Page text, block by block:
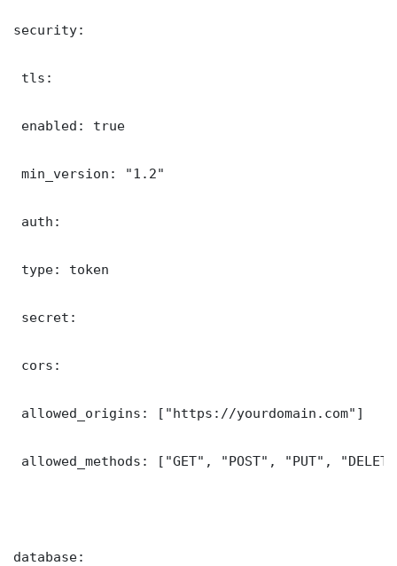
security:
tls:
enabled: true
min_version: "1.2"
auth:
type: token
secret:
cors:
allowed_origins: ["https://yourdomain.com"]
allowed_methods: ["GET", "POST", "PUT",
database: